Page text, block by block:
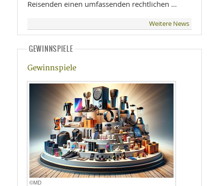
Reisenden einen umfassenden rechtlichen …
Weitere News
GEWINNSPIELE
Gewinnspiele
©MD